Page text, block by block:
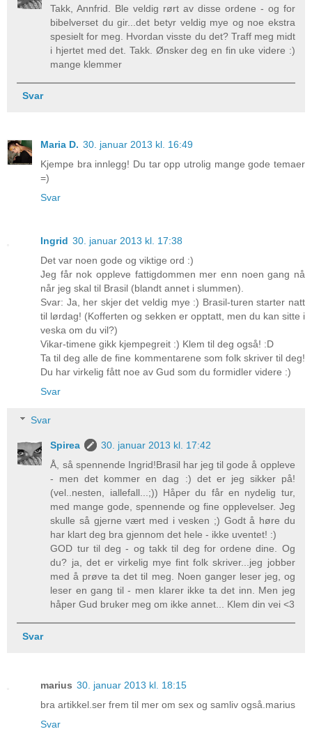
Takk, Annfrid. Ble veldig rørt av disse ordene - og for
bibelverset du gir...det betyr veldig mye og noe ekstra
spesielt for meg. Hvordan visste du det? Traff meg midt
i hjertet med det. Takk. Ønsker deg en fin uke videre :)
mange klemmer
Svar
Maria D. 30. januar 2013 kl. 16:49
Kjempe bra innlegg! Du tar opp utrolig mange gode temaer
=)
Svar
Ingrid 30. januar 2013 kl. 17:38
Det var noen gode og viktige ord :)
Jeg får nok oppleve fattigdommen mer enn noen gang nå
når jeg skal til Brasil (blandt annet i slummen).
Svar: Ja, her skjer det veldig mye :) Brasil-turen starter natt
til lørdag! (Kofferten og sekken er opptatt, men du kan sitte i
veska om du vil?)
Vikar-timene gikk kjempegreit :) Klem til deg også! :D
Ta til deg alle de fine kommentarene som folk skriver til deg!
Du har virkelig fått noe av Gud som du formidler videre :)
Svar
Svar
Spirea
30. januar 2013 kl. 17:42
Å, så spennende Ingrid!Brasil har jeg til gode å oppleve
- men det kommer en dag :) det er jeg sikker på!
(vel..nesten, iallefall...;)) Håper du får en nydelig tur,
med mange gode, spennende og fine opplevelser. Jeg
skulle så gjerne vært med i vesken ;) Godt å høre du
har klart deg bra gjennom det hele - ikke uventet! :)
GOD tur til deg - og takk til deg for ordene dine. Og
du? ja, det er virkelig mye fint folk skriver...jeg jobber
med å prøve ta det til meg. Noen ganger leser jeg, og
leser en gang til - men klarer ikke ta det inn. Men jeg
håper Gud bruker meg om ikke annet... Klem din vei <3
Svar
marius 30. januar 2013 kl. 18:15
bra artikkel.ser frem til mer om sex og samliv også.marius
Svar